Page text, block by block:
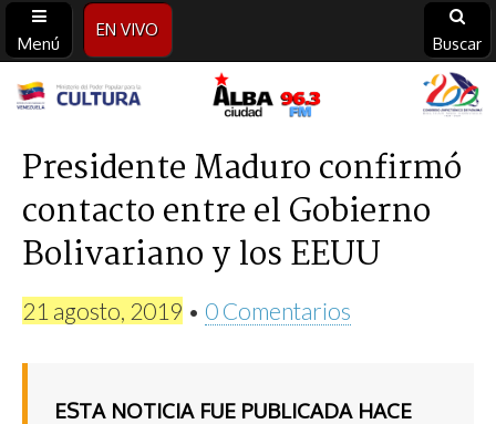
Menú
EN VIVO
Buscar
Alba
Ciudad
96.3
FM
Presidente Maduro confirmó
contacto entre el Gobierno
Bolivariano y los EEUU
21 agosto, 2019 • 0 Comentarios
ESTA NOTICIA FUE PUBLICADA HACE